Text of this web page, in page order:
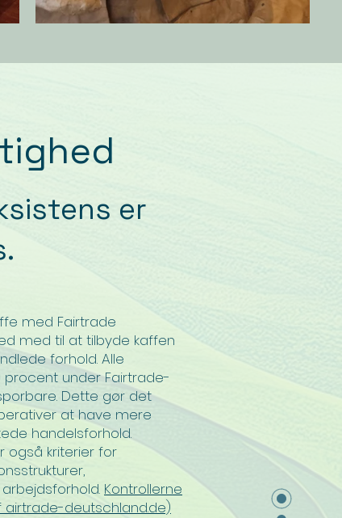
er
med Fairtrade
med til at tilbyde kaffen
forhold. Alle
procent under Fairtrade-
Dette gør det
at have mere
handelsforhold.
også kriterier for
Kontrollerne
airtrade-deutschland.de)